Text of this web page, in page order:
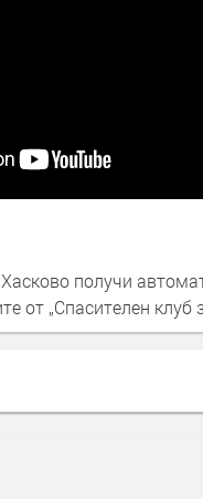
получи
от „Спасителен клуб